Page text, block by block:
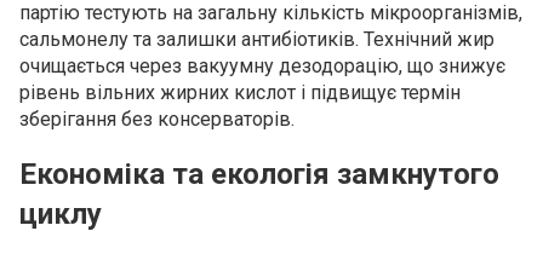
партію тестують на загальну кількість мікроорганізмів,
сальмонелу та залишки антибіотиків. Технічний жир
очищається через вакуумну дезодорацію, що знижує
рівень вільних жирних кислот і підвищує термін
зберігання без консерваторів.
Економіка та екологія замкнутого
циклу